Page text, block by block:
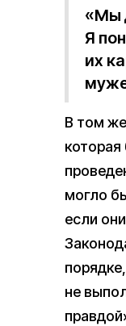
«Мы
Я
их
В том
могло
если
не